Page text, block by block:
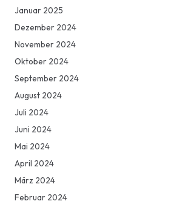
Januar 2025
Dezember 2024
November 2024
Oktober 2024
September 2024
August 2024
Juli 2024
Juni 2024
Mai 2024
April 2024
März 2024
Februar 2024